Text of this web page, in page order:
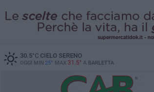
30.5°CCIELO SERENO
OGGI MIN 25° MAX 31.5° A BARLETTA